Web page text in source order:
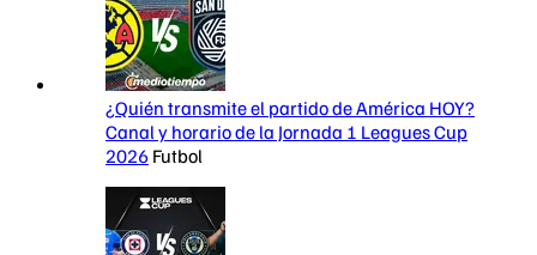
¿Quién transmite el partido de América HOY?
Canal y horario de la Jornada 1 Leagues Cup
2026 Futbol